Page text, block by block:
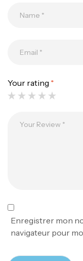
Your rating *
Enregistrer mon
navigateur pour
1.83m 120/250gr
Bagagerie
د.ت
د.ت378,000